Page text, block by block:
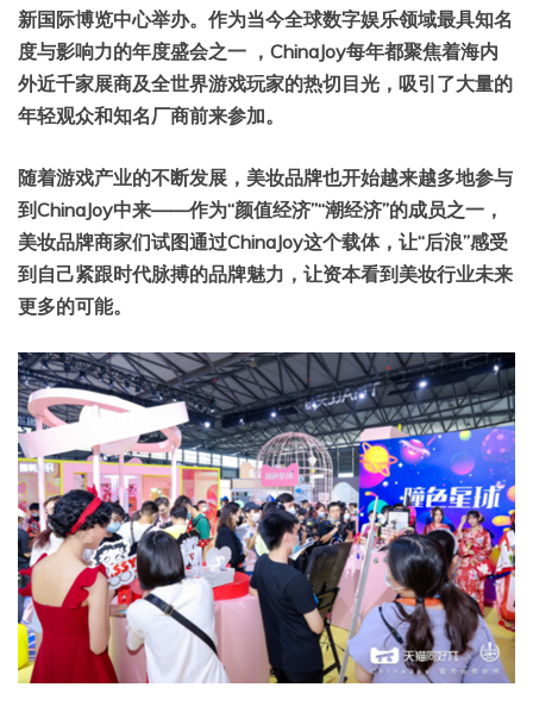
新国际博览中心举办。作为当今全球数字娱乐领域最具知名
度与影响力的年度盛会之一 ，ChinaJoy每年都聚焦着海内
外近千家展商及全世界游戏玩家的热切目光，吸引了大量的
年轻观众和知名厂商前来参加。
随着游戏产业的不断发展，美妆品牌也开始越来越多地参与
到ChinaJoy中来——作为“颜值经济”“潮经济”的成员之一，
美妆品牌商家们试图通过ChinaJoy这个载体，让“后浪”感受
到自己紧跟时代脉搏的品牌魅力，让资本看到美妆行业未来
更多的可能。